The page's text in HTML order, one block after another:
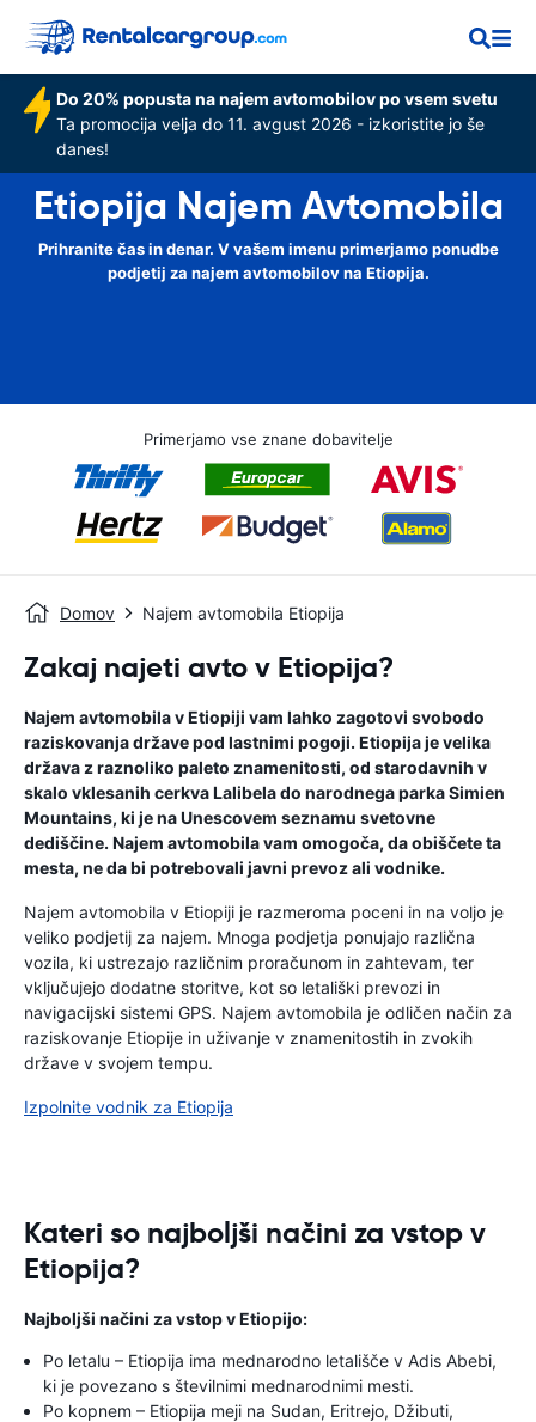
Do 20% popusta na najem avtomobilov po vsem svetu
Ta promocija velja do 11. avgust 2026 - izkoristite jo še
danes!
Etiopija Najem Avtomobila
Prihranite čas in denar. V vašem imenu primerjamo ponudbe
podjetij za najem avtomobilov na Etiopija.
Primerjamo vse znane dobavitelje
Domov Najem avtomobila Etiopija
Zakaj najeti avto v Etiopija?
Najem avtomobila v Etiopiji vam lahko zagotovi svobodo
raziskovanja države pod lastnimi pogoji. Etiopija je velika
država z raznoliko paleto znamenitosti, od starodavnih v
skalo vklesanih cerkva Lalibela do narodnega parka Simien
Mountains, ki je na Unescovem seznamu svetovne
dediščine. Najem avtomobila vam omogoča, da obiščete ta
mesta, ne da bi potrebovali javni prevoz ali vodnike.
Najem avtomobila v Etiopiji je razmeroma poceni in na voljo je
veliko podjetij za najem. Mnoga podjetja ponujajo različna
vozila, ki ustrezajo različnim proračunom in zahtevam, ter
vključujejo dodatne storitve, kot so letališki prevozi in
navigacijski sistemi GPS. Najem avtomobila je odličen način za
raziskovanje Etiopije in uživanje v znamenitostih in zvokih
države v svojem tempu.
Izpolnite vodnik za Etiopija
Kateri so najboljši načini za vstop v
Etiopija?
Najboljši načini za vstop v Etiopijo:
Po letalu – Etiopija ima mednarodno letališče v Adis Abebi,
ki je povezano s številnimi mednarodnimi mesti.
Po kopnem – Etiopija meji na Sudan, Eritrejo, Džibuti,